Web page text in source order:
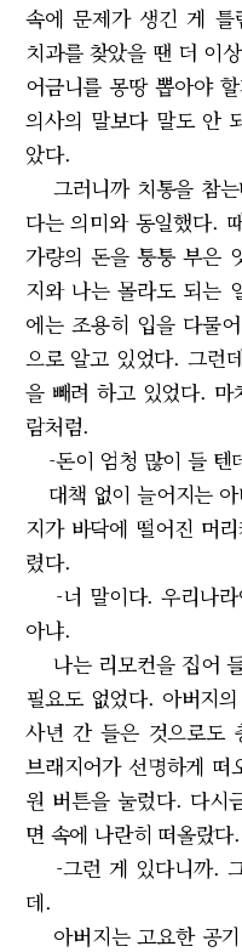
속에 문제가 생긴 게 틀
치과를 찾았을 땐 더 이
어금니를 몽땅 뽑아야
의사의 말보다 말도 안
았다.
그러니까 치통을 참
다는 의미와 동일했다.
가량의 돈을 퉁퉁 부은
지와 나는 몰라도 되는
에는 조용히 입을 다물
으로 알고 있었다. 그런
을 빼려 하고 있었다. 마
람처럼.
-돈이 엄청 많이 들 텐
대책 없이 늘어지는
지가 바닥에 떨어진 머
렸다.
-너 말이다. 우리나라
아냐.
나는 리모컨을 집어
필요도 없었다. 아버지
사년 간 들은 것으로도
브래지어가 선명하게
원 버튼을 눌렀다. 다시
면 속에 나란히 떠올랐다.
-그런 게 있다니까.
데.
아버지는 고요한 공